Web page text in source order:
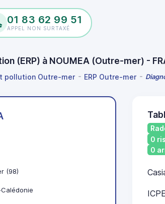
01 83 62 99 51
APPEL NON SURTAXÉ
(ERP) à NOUMEA (Outre-mer) -
pollution Outre-mer ERP Outre-mer
(98)
0
0